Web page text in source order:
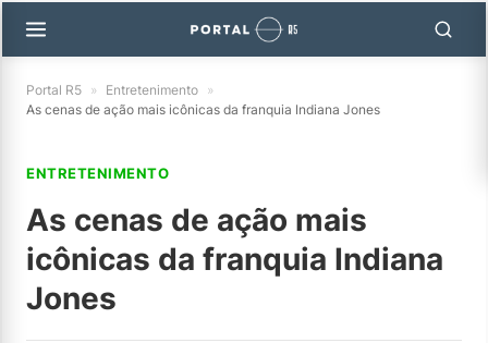
Portal R5 » Entretenimento »
As cenas de ação mais icônicas da franquia Indiana Jones
ENTRETENIMENTO
As cenas de ação mais
icônicas da franquia Indiana
Jones